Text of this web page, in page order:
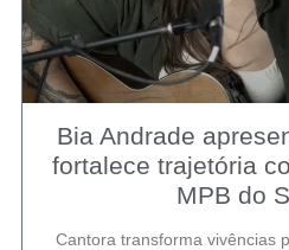
Bia Andrade
fortalece trajetória
MPB do
Cantora transforma vivências